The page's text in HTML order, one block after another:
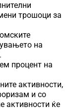
трошоци за
на
процент на
активности,
и со
активности ќе